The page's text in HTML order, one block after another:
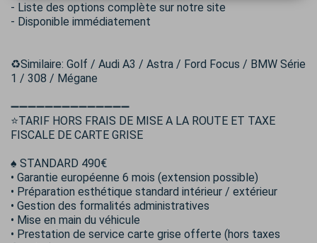
- Liste des options complète sur notre site
- Disponible immédiatement
♻️Similaire: Golf / Audi A3 / Astra / Ford Focus / BMW Série
1 / 308 / Mégane
➖➖➖➖➖➖➖➖➖➖➖➖➖➖
⭐TARIF HORS FRAIS DE MISE A LA ROUTE ET TAXE
FISCALE DE CARTE GRISE
♠️ STANDARD 490€
• Garantie européenne 6 mois (extension possible)
• Préparation esthétique standard intérieur / extérieur
• Gestion des formalités administratives
• Mise en main du véhicule
• Prestation de service carte grise offerte (hors taxes